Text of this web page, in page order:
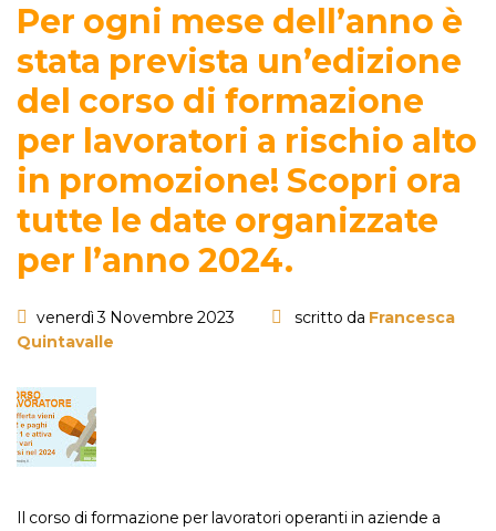
Per ogni mese dell’anno è
stata prevista un’edizione
del corso di formazione
per lavoratori a rischio alto
in promozione! Scopri ora
tutte le date organizzate
per l’anno 2024.
venerdì 3 Novembre 2023 scritto da Francesca
Quintavalle
Il corso di formazione per lavoratori operanti in aziende a